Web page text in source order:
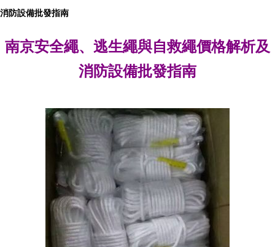
消防設備批發指南
南京安全繩、逃生繩與自救繩價格解析及
消防設備批發指南